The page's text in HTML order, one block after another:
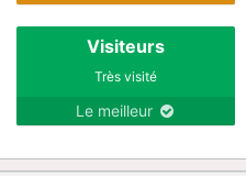
Visiteurs
Très visité
Le meilleur